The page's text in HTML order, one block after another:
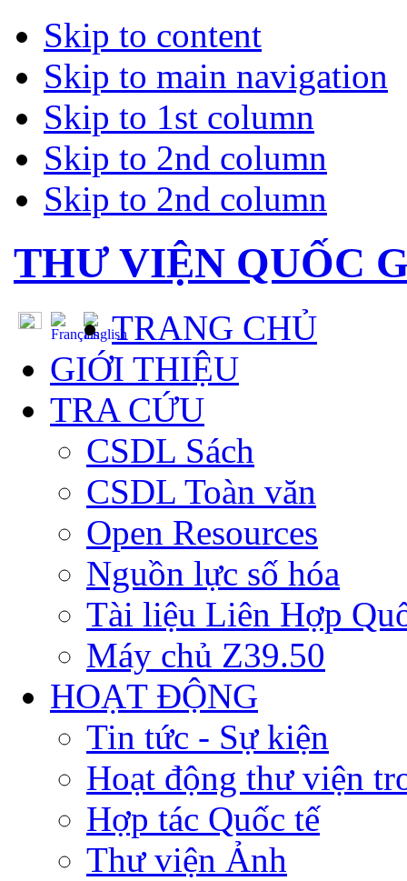
Skip to content
Skip to main navigation
Skip to 1st column
Skip to 2nd column
Skip to 2nd column
THƯ VIỆN QUỐC
TRANG CHỦ
GIỚI THIỆU
TRA CỨU
CSDL Sách
CSDL Toàn văn
Open Resources
Nguồn lực số hóa
Tài liệu Liên Hợp
Máy chủ Z39.50
HOẠT ĐỘNG
Tin tức - Sự kiện
Hoạt động thư viện
Hợp tác Quốc tế
Thư viện Ảnh